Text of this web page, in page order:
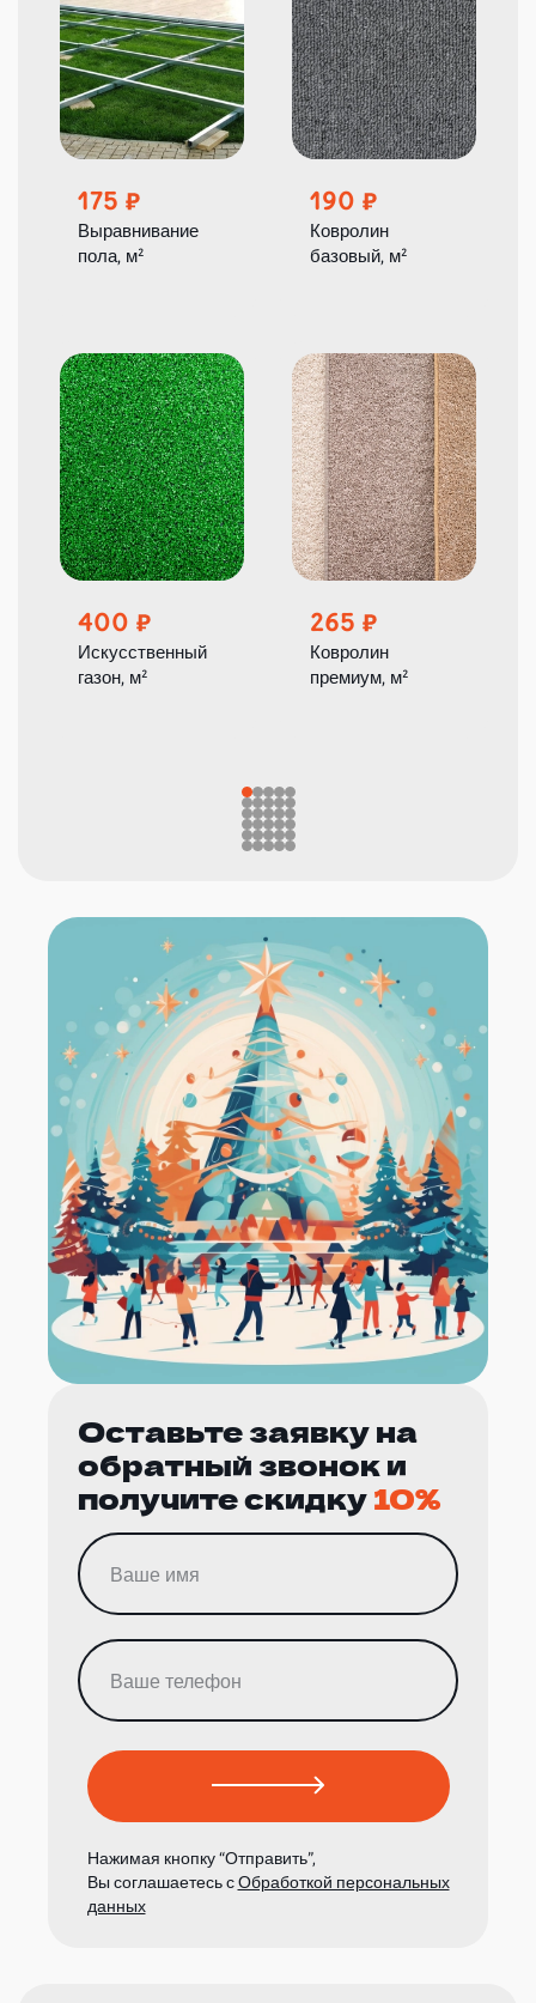
175
Выравнивание
пола, м²
400
Искусственный
газон, м²
190
Ковролин
базовый, м²
265
Ковролин
премиум, м²
Оставьте заявку на
обратный звонок и
получите скидку10%
Нажимая кнопку “Отправить”,
Вы соглашаетесь сОбработкой персональных
данных